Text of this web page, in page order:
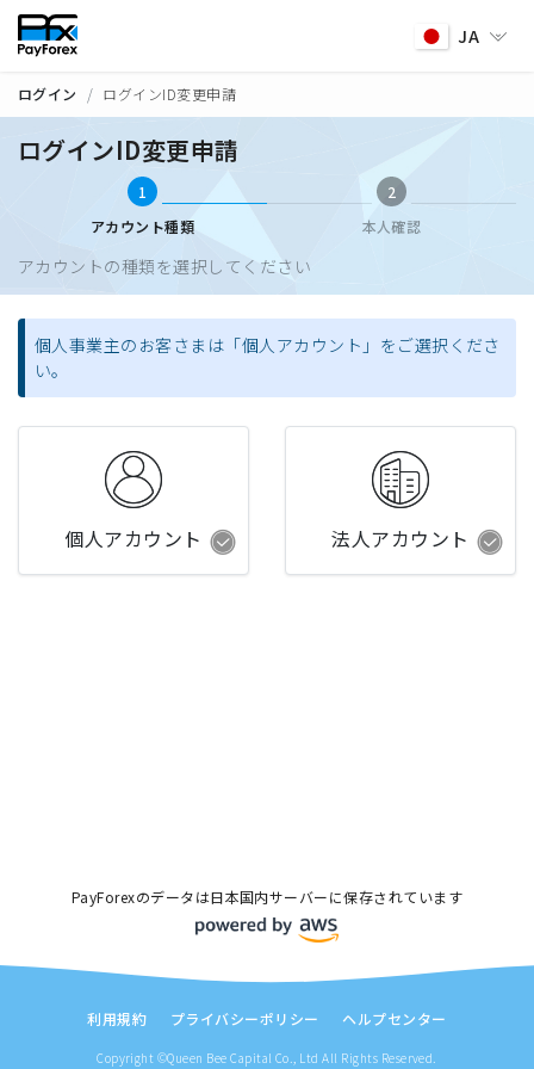
JA
ログイン ログインID変更申請
ログインID変更申請
1
アカウント種類
2
本人確認
アカウントの種類を選択してください
個人事業主のお客さまは「個人アカウント」をご選択くださ
い。
個人アカウント 法人アカウント
PayForexのデータは日本国内サーバーに保存されています
利用規約 プライバシーポリシー ヘルプセンター
Copyright ©Queen Bee Capital Co., Ltd All Rights Reserved.